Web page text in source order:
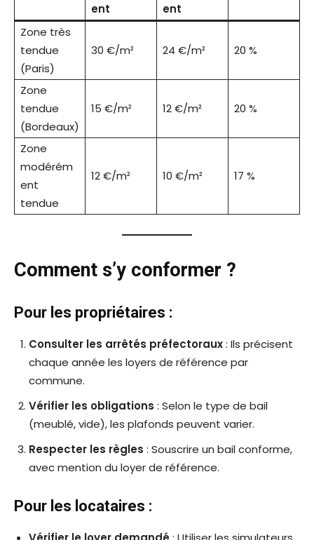
ent
ent
Zone très
tendue
(Paris)
30 €/m² 24 €/m² 20 %
Zone
tendue
(Bordeaux)
15 €/m² 12 €/m² 20 %
Zone
modérém
ent
tendue
12 €/m² 10 €/m² 17 %
Comment s’y conformer ?
Pour les propriétaires :
Consulter les arrêtés préfectoraux: Ils précisent
chaque année les loyers de référence par
commune.
Vérifier les obligations : Selon le type de bail
(meublé, vide), les plafonds peuvent varier.
Respecter les règles : Souscrire un bail conforme,
avec mention du loyer de référence.
Pour les locataires :